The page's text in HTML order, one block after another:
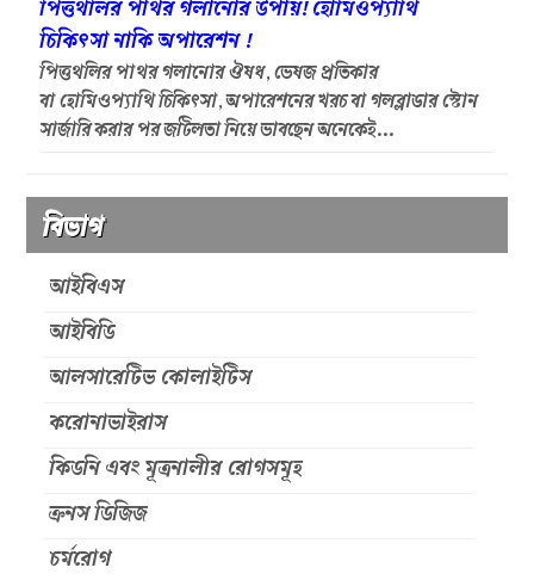
পিত্তথলির পাথর গলানোর উপায়! হোমিওপ্যাথি
চিকিৎসা নাকি অপারেশন !
পিত্তথলির পাথর গলানোর ঔষধ, ভেষজ প্রতিকার
বা হোমিওপ্যাথি চিকিৎসা, অপারেশনের খরচ বা গলব্লাডার স্টোন
সার্জারি করার পর জটিলতা নিয়ে ভাবছেন অনেকেই...
বিভাগ
আইবিএস
আইবিডি
আলসারেটিভ কোলাইটিস
করোনাভাইরাস
কিডনি এবং মূত্রনালীর রোগসমূহ
ক্রনস ডিজিজ
চর্মরোগ